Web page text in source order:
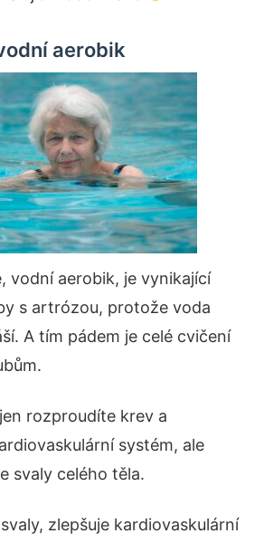
aerobik
vodní aerobik, je vynikající
s artrózou, protože voda
A tím pádem je celé cvičení
rozproudíte krev a
systém, ale
svaly celého těla.
zlepšuje kardiovaskulární